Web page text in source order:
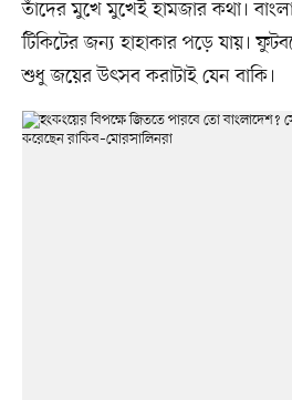
তাঁদের মুখে মুখেই হামজার কথা।
টিকিটের জন্য হাহাকার পড়ে যায়।
শুধু জয়ের উৎসব করাটাই যেন বাকি।